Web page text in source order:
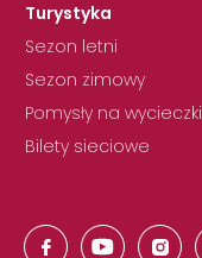
Turystyka
Sezon letni
Sezon zimowy
Pomysły na wycieczki
Bilety sieciowe